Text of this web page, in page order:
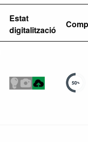
Estat
digitalització